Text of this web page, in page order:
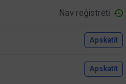
Nav reģistrēti
Apskatīt
Apskatīt